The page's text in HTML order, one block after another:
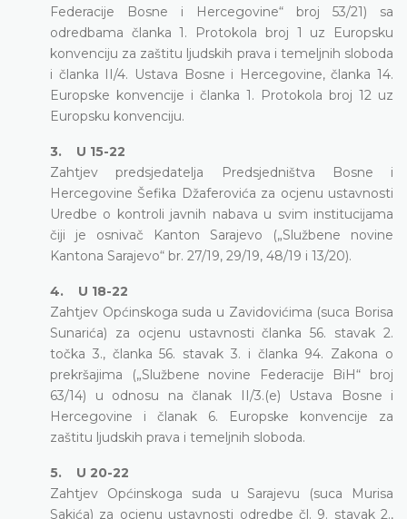
Federacije Bosne i Hercegovine“ broj 53/21) sa
odredbama članka 1. Protokola broj 1 uz Europsku
konvenciju za zaštitu ljudskih prava i temeljnih sloboda
i članka II/4. Ustava Bosne i Hercegovine, članka 14.
Europske konvencije i članka 1. Protokola broj 12 uz
Europsku konvenciju.
3. U 15-22
Zahtjev predsjedatelja Predsjedništva Bosne i
Hercegovine Šefika Džaferovića za ocjenu ustavnosti
Uredbe o kontroli javnih nabava u svim institucijama
čiji je osnivač Kanton Sarajevo („Službene novine
Kantona Sarajevo“ br. 27/19, 29/19, 48/19 i 13/20).
4. U 18-22
Zahtjev Općinskoga suda u Zavidovićima (suca Borisa
Sunarića) za ocjenu ustavnosti članka 56. stavak 2.
točka 3., članka 56. stavak 3. i članka 94. Zakona o
prekršajima („Službene novine Federacije BiH“ broj
63/14) u odnosu na članak II/3.(e) Ustava Bosne i
Hercegovine i članak 6. Europske konvencije za
zaštitu ljudskih prava i temeljnih sloboda.
5. U 20-22
Zahtjev Općinskoga suda u Sarajevu (suca Murisa
Sakića) za ocjenu ustavnosti odredbe čl. 9. stavak 2.,